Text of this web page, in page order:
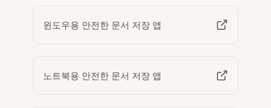
윈도우용 안전한 문서 저장 앱
노트북용 안전한 문서 저장 앱